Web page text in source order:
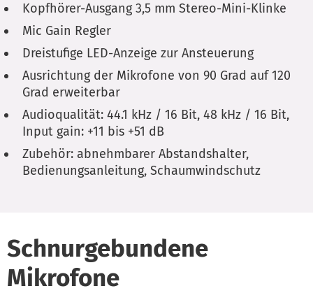
Kopfhörer-Ausgang 3,5 mm Stereo-Mini-Klinke
Mic Gain Regler
Dreistufige LED-Anzeige zur Ansteuerung
Ausrichtung der Mikrofone von 90 Grad auf 120
Grad erweiterbar
Audioqualität: 44.1 kHz / 16 Bit, 48 kHz / 16 Bit,
Input gain: +11 bis +51 dB
Zubehör: abnehmbarer Abstandshalter,
Bedienungsanleitung, Schaumwindschutz
Schnurgebundene
Mikrofone